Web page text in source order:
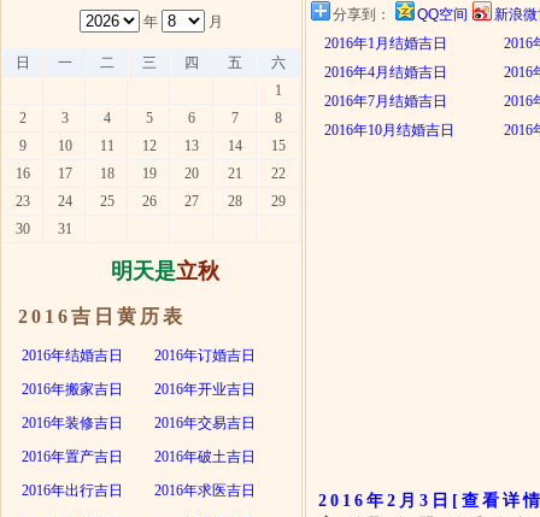
年 月
日 一 二 三 四 五
六
1
2
3 4 5 6 7
8
9
10 11 12 13 14
15
16
17 18 19 20 21
22
23
24 25 26 27 28
29
30
31
明天是立秋
2016吉日黄历表
2016年结婚吉日
2016年订婚吉日
2016年搬家吉日
2016年开业吉日
2016年装修吉日
2016年交易吉日
2016年置产吉日
2016年破土吉日
2016年出行吉日
2016年求医吉日
分享到： QQ空间
新浪
2016年1月结婚吉日
2016
2016年4月结婚吉日
2016
2016年7月结婚吉日
2016
2016年10月结婚吉日
2016
2016年2月3日 [查看详